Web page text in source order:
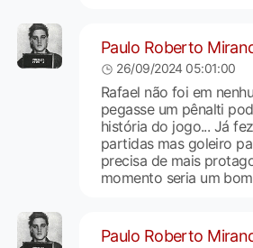
Paulo Roberto
26/09/2024 05:01:00
Rafael não foi em
pegasse um pênalti
história do jogo... Já
partidas mas goleiro
precisa de mais
momento seria um
Paulo Roberto